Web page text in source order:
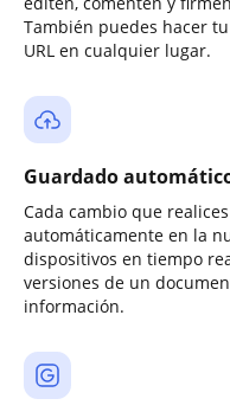
También puedes hacer
URL en cualquier lugar.
Guardado
Cada cambio que
automáticamente en la
dispositivos en tiempo
versiones de un
información.